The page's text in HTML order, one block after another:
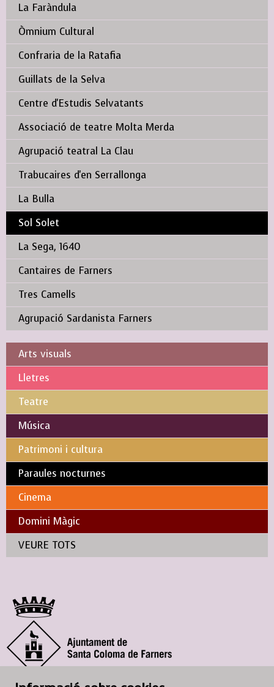
La Faràndula
Òmnium Cultural
Confraria de la Ratafia
Guillats de la Selva
Centre d'Estudis Selvatants
Associació de teatre Molta Merda
Agrupació teatral La Clau
Trabucaires d'en Serrallonga
La Bulla
Sol Solet
La Sega, 1640
Cantaires de Farners
Tres Camells
Agrupació Sardanista Farners
Arts visuals
Lletres
Teatre
Música
Patrimoni i cultura
Paraules nocturnes
Cinema
Domini Màgic
VEURE TOTS
© Ajuntament de Santa Coloma de Farners